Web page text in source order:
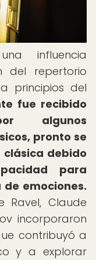
influencia
del repertorio
principios del
fue recibido
algunos
pronto se
debido
para
emociones.
Ravel, Claude
incorporaron
contribuyó a
y a explorar